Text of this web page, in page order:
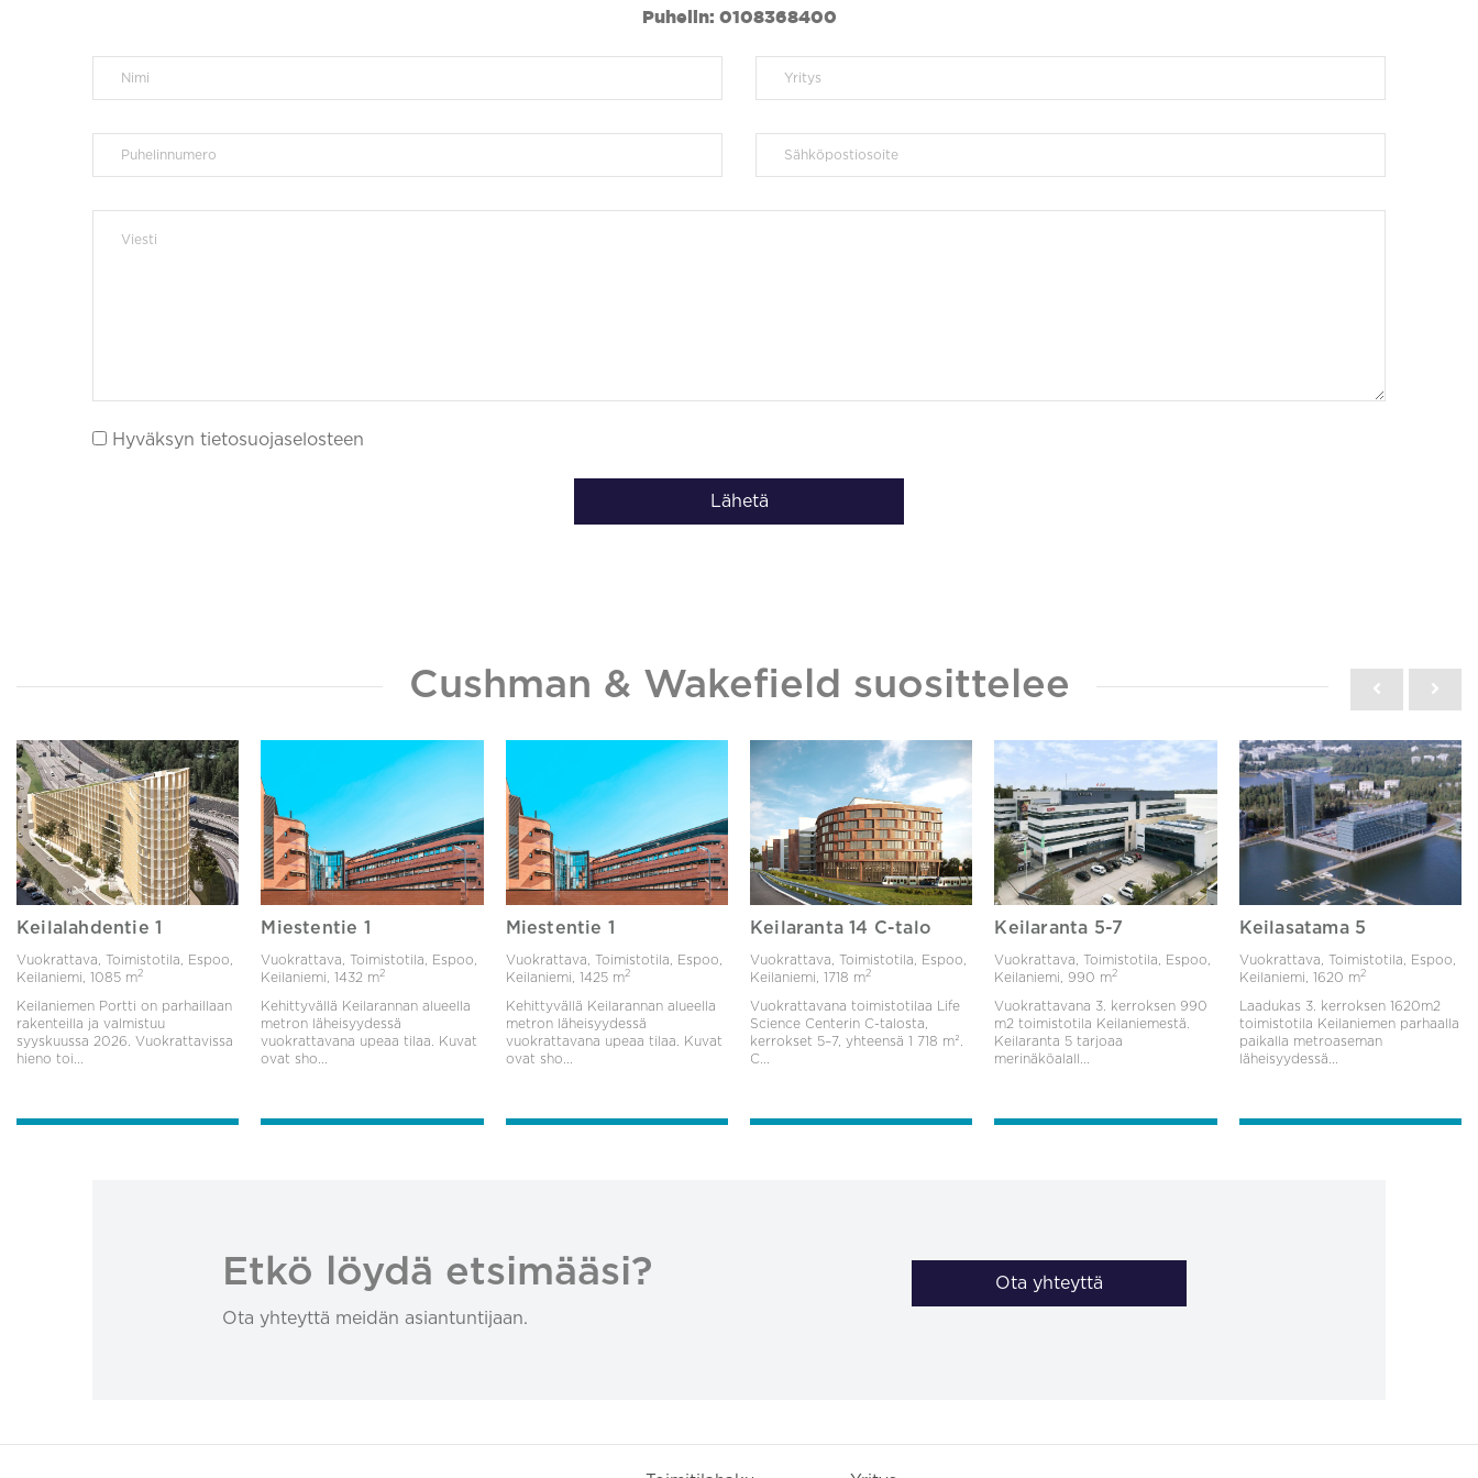
Puhelin: 0108368400
Hyväksyn tietosuojaselosteen
Lähetä
Cushman & Wakefield suosittelee
Keilalahdentie 1
Vuokrattava, Toimistotila, Espoo,
Keilaniemi, 1085 m2
Keilaniemen Portti on parhaillaan
rakenteilla ja valmistuu
syyskuussa 2026. Vuokrattavissa
hieno toi...
Miestentie 1
Vuokrattava, Toimistotila, Espoo,
Keilaniemi,1432 m2
Kehittyvällä Keilarannan alueella
metron läheisyydessä
vuokrattavana upeaa tilaa. Kuvat
ovat sho...
Miestentie 1
Vuokrattava, Toimistotila, Espoo,
Keilaniemi, 1425 m2
Kehittyvällä Keilarannan alueella
metron läheisyydessä
vuokrattavana upeaa tilaa. Kuvat
ovat sho...
Keilaranta 14 C-talo
Vuokrattava, Toimistotila, Espoo,
Keilaniemi, 1718 m2
Vuokrattavana toimistotilaa Life
Science Centerin C-talosta,
kerrokset 5–7, yhteensä 1 718 m².
C...
Keilaranta 5-7
Vuokrattava, Toimistotila, Espoo,
Keilaniemi, 990 m2
Vuokrattavana 3. kerroksen 990
m2 toimistotila Keilaniemestä.
Keilaranta 5 tarjoaa
merinäköalall...
Keilasatama 5
Vuokrattava, Toimistotila, Espoo,
Keilaniemi, 1620 m2
Laadukas 3. kerroksen 1620m2
toimistotila Keilaniemen parhaalla
paikalla metroaseman
läheisyydessä...
Etkö löydä etsimääsi?
Ota yhteyttä meidän asiantuntijaan.
Ota yhteyttä